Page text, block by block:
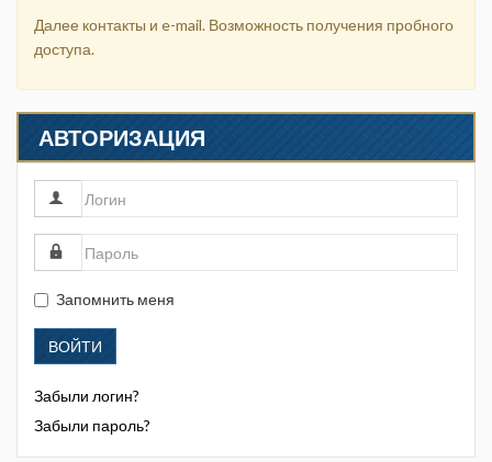
Далее контакты и e-mail. Возможность получения пробного
доступа.
АВТОРИЗАЦИЯ
Запомнить меня
ВОЙТИ
Забыли логин?
Забыли пароль?